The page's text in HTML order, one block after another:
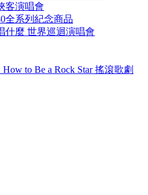
客演唱會
全系列紀念商品
什麼 世界巡迴演唱會
to Be a Rock Star 搖滾歌劇